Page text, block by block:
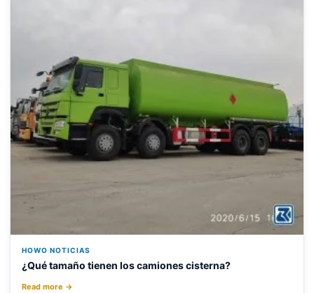
HOWO NOTICIAS
¿Qué tamaño tienen los camiones cisterna?
Read more →